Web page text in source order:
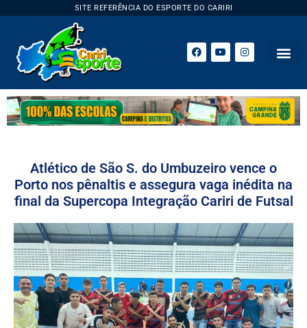
SITE REFERÊNCIA DO ESPORTE DO CARIRI
Atlético de São S. do Umbuzeiro vence o
Porto nos pênaltis e assegura vaga inédita na
final da Supercopa Integração Cariri de Futsal